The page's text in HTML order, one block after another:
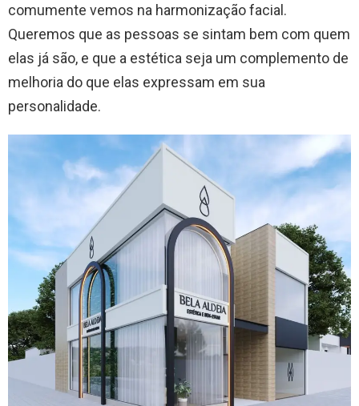
comumente vemos na harmonização facial.
Queremos que as pessoas se sintam bem com quem
elas já são, e que a estética seja um complemento de
melhoria do que elas expressam em sua
personalidade.